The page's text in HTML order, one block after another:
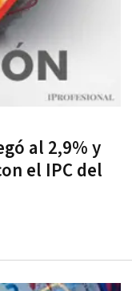
al 2,9% y
el IPC del